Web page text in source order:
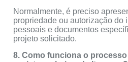
Normalmente, é preciso
propriedade ou autorização do
pessoais e documentos
projeto solicitado.
8. Como funciona o